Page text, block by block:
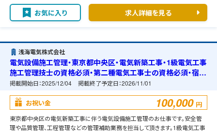
お気に入り 求人詳細を見る
浅海電気株式会社
電気設備施工管理・東京都中央区・電気新築工事・1級電気工事
施工管理技士の資格必須・第二種電気工事士の資格必須・宿舎
の準備可能
掲載開始日：2025/12/04 掲載終了予定日：2026/11/01
お祝い金 100,000 円
東京都中央区の電気新築工事に伴う電気設備施工管理のお仕事です。安全管
理や品質管理、工程管理などの管理補助業務を担当して頂きます。1級電気工事